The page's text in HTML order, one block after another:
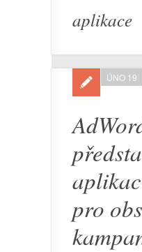
aplikace
pro
ÚNO 19